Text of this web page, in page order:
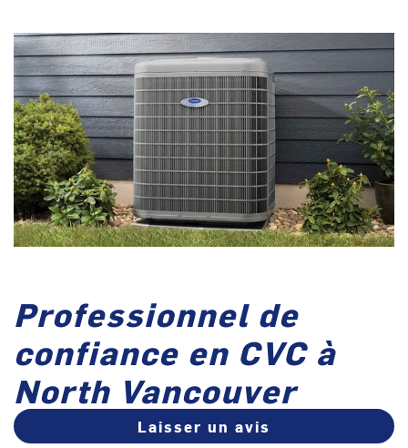
Professionnel de
confiance en CVC à
North Vancouver
Laisser un avis